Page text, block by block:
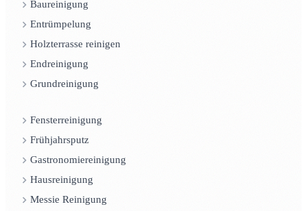
Baureinigung
Entrümpelung
Holzterrasse reinigen
Endreinigung
Grundreinigung
Fensterreinigung
Frühjahrsputz
Gastronomiereinigung
Hausreinigung
Messie Reinigung